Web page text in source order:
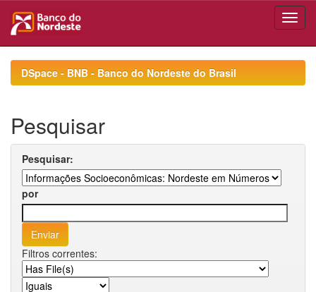
navigationDSpace - BNB - Banco do Nordeste do Brasil
Pesquisar
Pesquisar:
por
Filtros correntes: